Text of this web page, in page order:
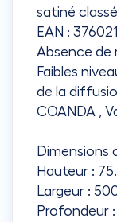
satiné
EAN :
Absence de
Faibles
de la
COANDA ,
Dimensions
Hauteur :
Largeur :
Profondeur